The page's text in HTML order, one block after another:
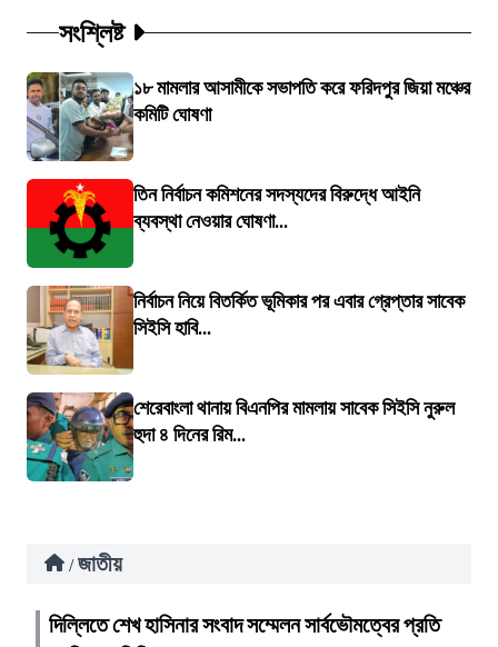
সংশ্লিষ্ট
১৮ মামলার আসামীকে সভাপতি করে ফরিদপুর জিয়া মঞ্চের
কমিটি ঘোষণা
তিন নির্বাচন কমিশনের সদস্যদের বিরুদ্ধে আইনি
ব্যবস্থা নেওয়ার ঘোষণা...
নির্বাচন নিয়ে বিতর্কিত ভূমিকার পর এবার গ্রেপ্তার সাবেক
সিইসি হাবি...
শেরেবাংলা থানায় বিএনপির মামলায় সাবেক সিইসি নুরুল
হুদা ৪ দিনের রিম...
/ জাতীয়
দিল্লিতে শেখ হাসিনার সংবাদ সম্মেলন সার্বভৌমত্বের প্রতি